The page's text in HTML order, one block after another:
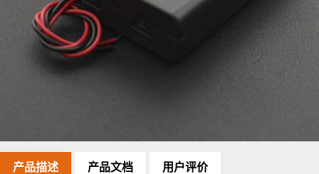
产品描述 产品文档 用户评价